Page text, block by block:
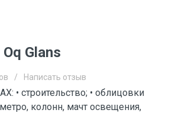
Glans
/ Написать отзыв
• строительство; • облицовки
колонн, мачт освещения,